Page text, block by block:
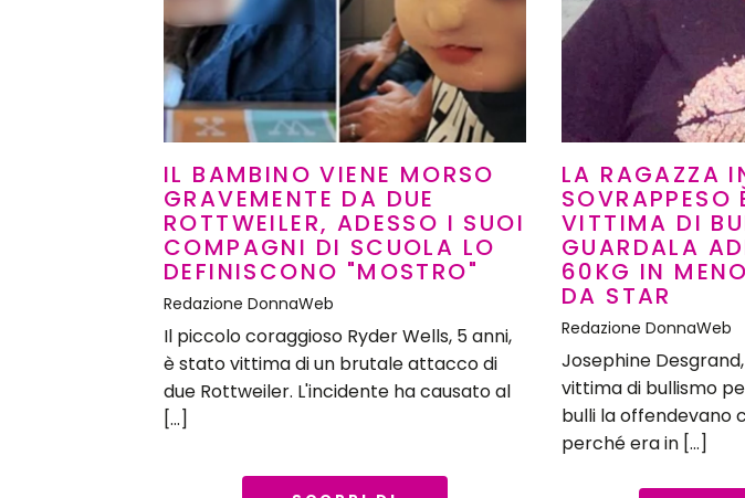
IL BAMBINO VIENE MORSO
GRAVEMENTE DA DUE
ROTTWEILER, ADESSO I SUOI
COMPAGNI DI SCUOLA LO
DEFINISCONO "MOSTRO"
Redazione DonnaWeb
Il piccolo coraggioso Ryder Wells, 5 anni,
è stato vittima di un brutale attacco di
due Rottweiler. L'incidente ha causato al
[…]
LA RAGAZZA
SOVRAPPESO
VITTIMA DI
GUARDALA
60KG IN
DA STAR
Redazione DonnaWeb
Josephine
vittima di bullismo
bulli la offendevano
perché era in […]